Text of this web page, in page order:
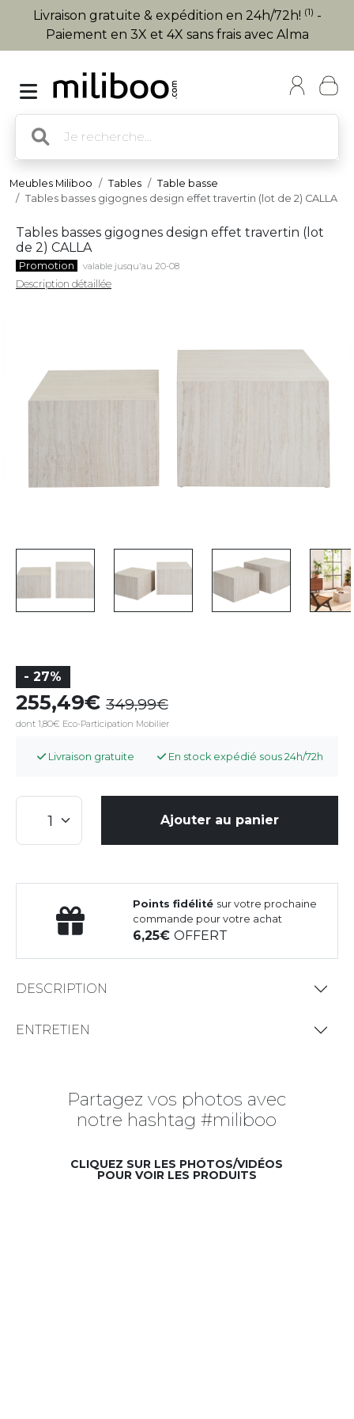
Livraison gratuite & expédition en 24h/72h! (1) -
Paiement en 3X et 4X sans frais avec Alma
Meubles Miliboo Tables
Table basse
Tables basses gigognes design effet travertin (lot de 2) CALLA
Tables basses gigognes design effet travertin (lot
de 2) CALLA
Promotion valable jusqu'au 20-08
Description détaillée
- 27%
255,49 349,99
dont 1,80€ Eco-Participation Mobilier
Livraison gratuite En stock expédié sous 24h/72h
Ajouter au panier
Points fidélité sur votre prochaine
commande pour votre achat
6,25OFFERT
DESCRIPTION
ENTRETIEN
Partagez vos photos avec
notre hashtag #miliboo
CLIQUEZ SUR LES PHOTOS/VIDÉOS
POUR VOIR LES PRODUITS